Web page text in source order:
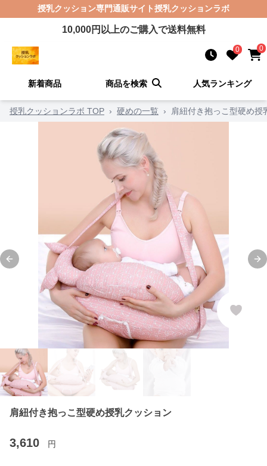
授乳クッション専門通販サイト授乳クッションラボ
10,000円以上のご購入で送料無料
0 0
新着商品 商品を検索 人気ランキング
授乳クッションラボ TOP › 硬めの一覧 › 肩紐付き抱っこ型硬め授
Previous slide
肩紐付き抱っこ型硬め授乳クッション
3,610 円